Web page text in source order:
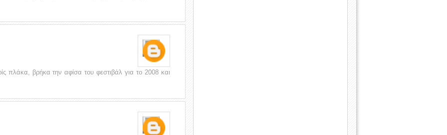
πλάκα, βρήκα την αφίσα του φεστιβάλ για το 2008 και